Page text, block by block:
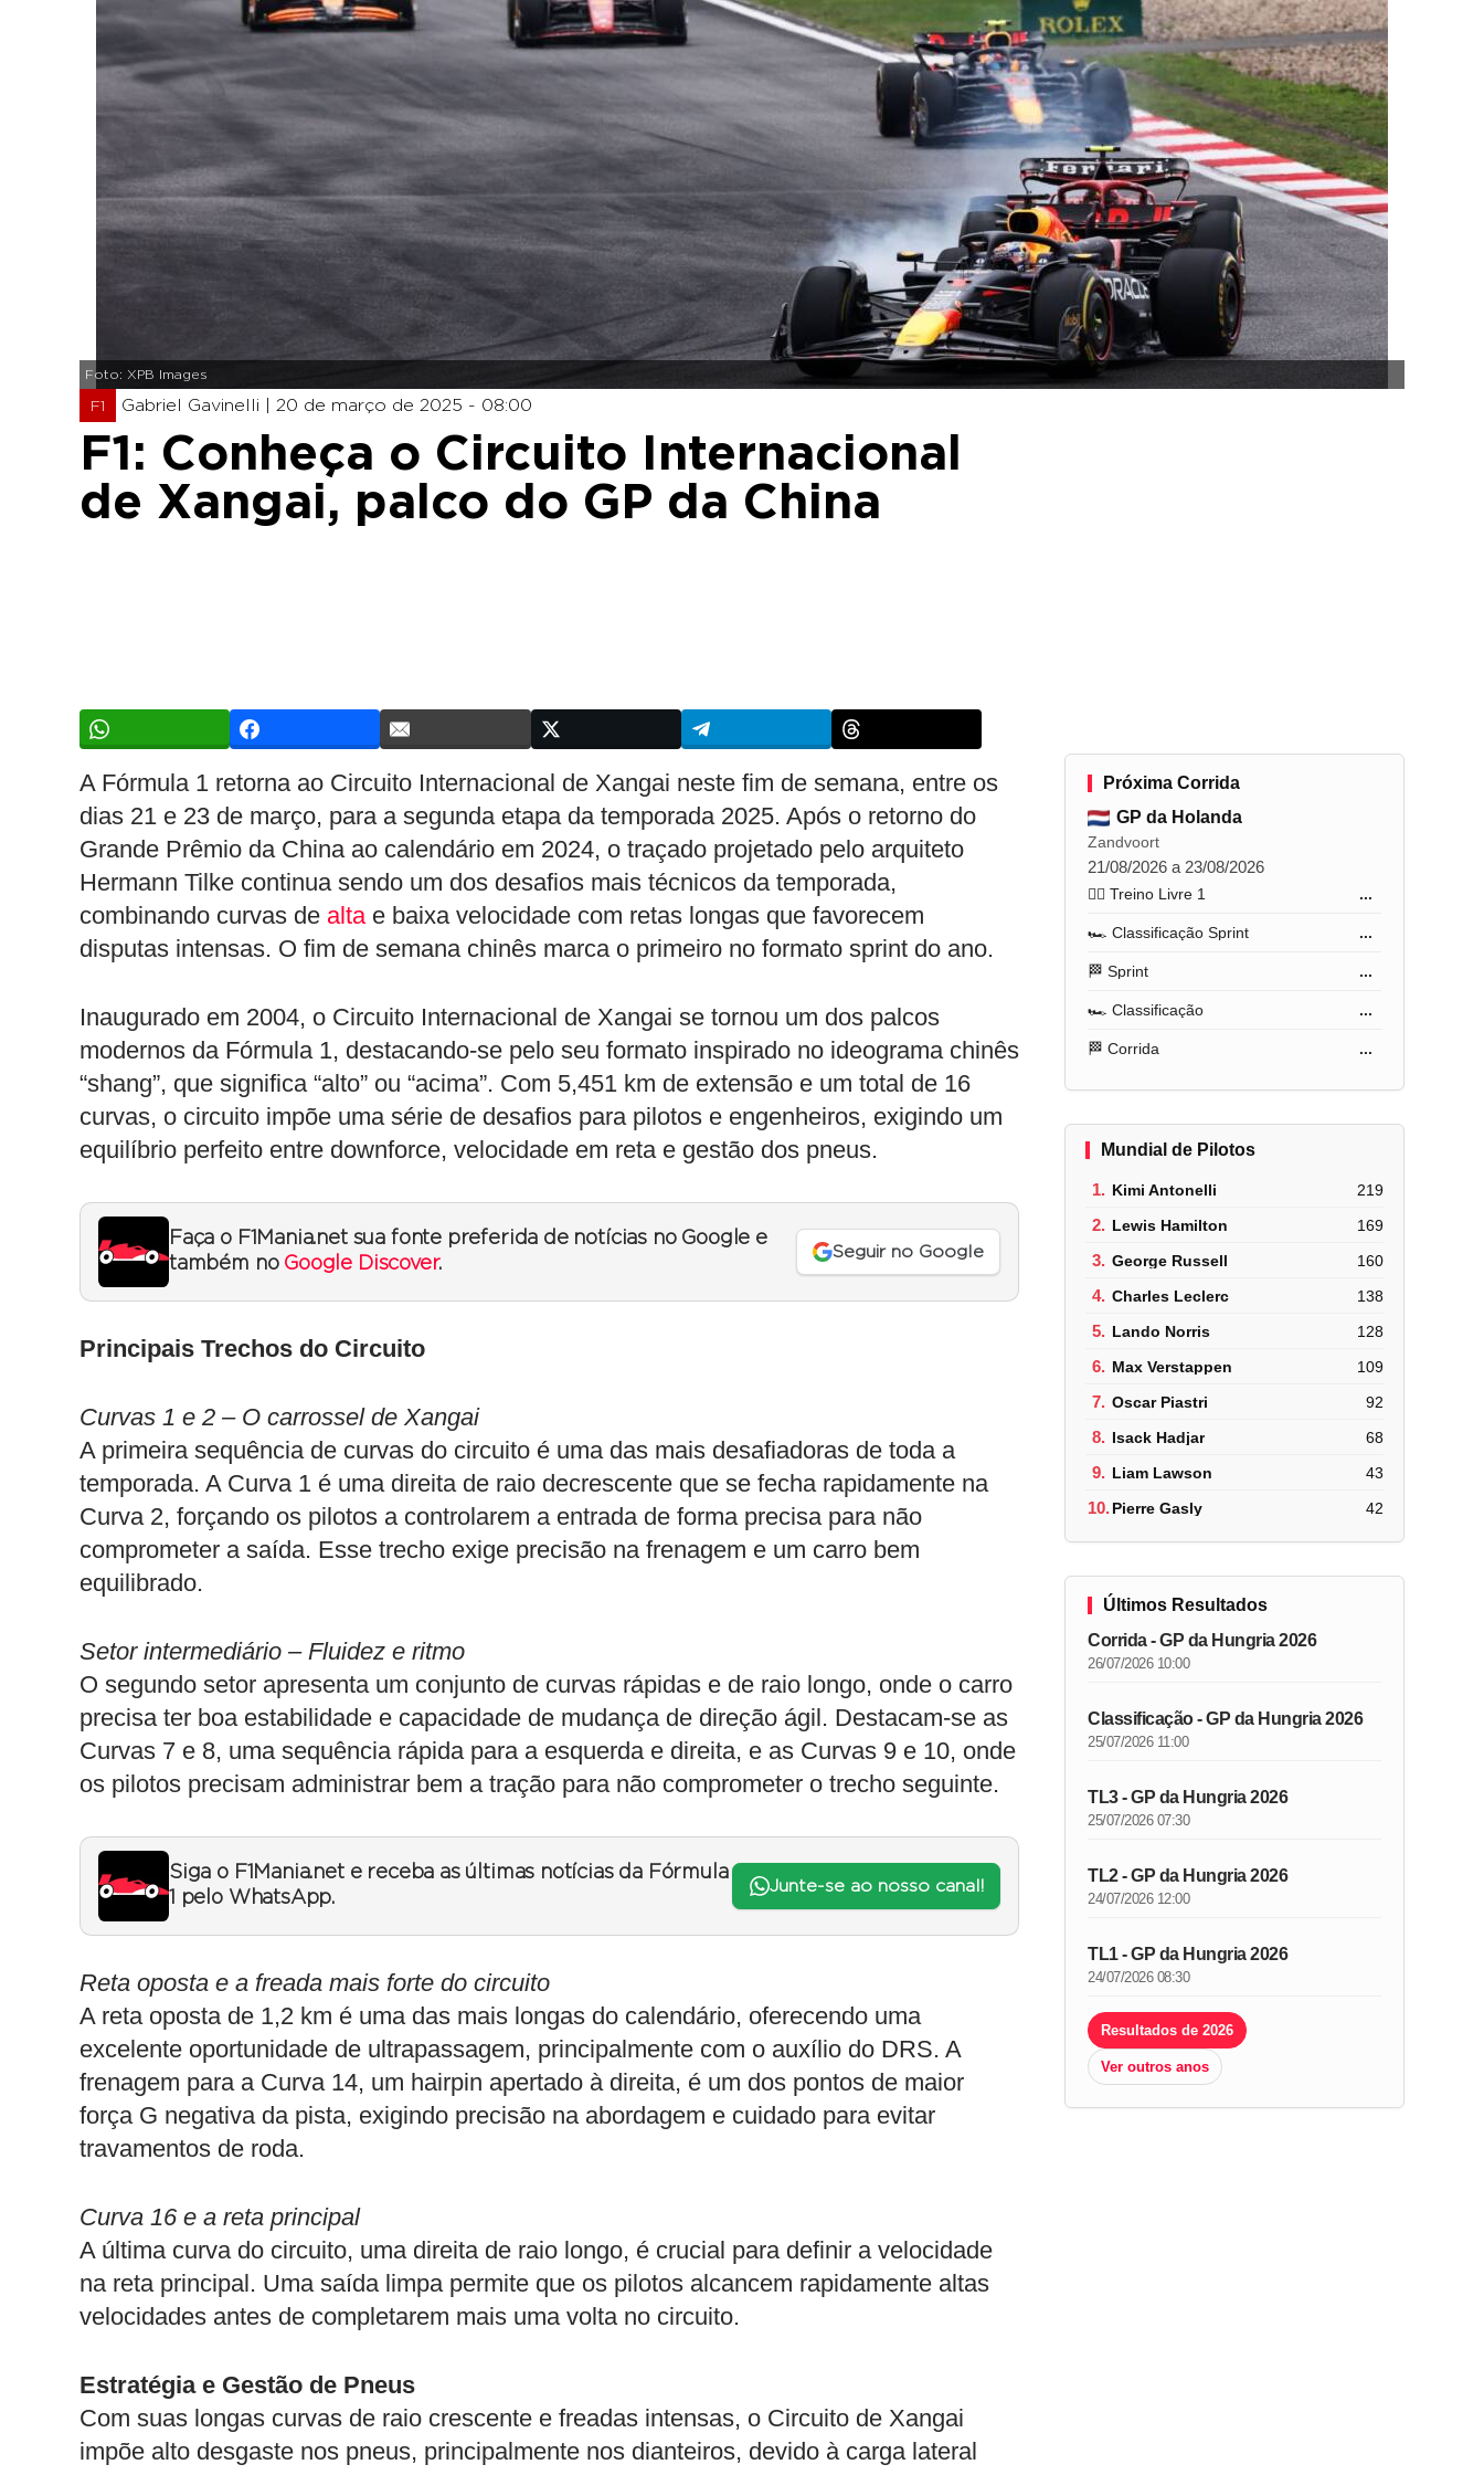
Foto: XPB Images
F1 Gabriel Gavinelli | 20 de março de 2025 - 08:00
F1: Conheça o Circuito Internacional
de Xangai, palco do GP da China
A Fórmula 1 retorna ao Circuito Internacional de Xangai neste fim de semana, entre os
dias 21 e 23 de março, para a segunda etapa da temporada 2025. Após o retorno do
Grande Prêmio da China ao calendário em 2024, o traçado projetado pelo arquiteto
Hermann Tilke continua sendo um dos desafios mais técnicos da temporada,
combinando curvas de altae baixa velocidade com retas longas que favorecem
disputas intensas. O fim de semana chinês marca o primeiro no formato sprint do ano.
Inaugurado em 2004, o Circuito Internacional de Xangai se tornou um dos palcos
modernos da Fórmula 1, destacando-se pelo seu formato inspirado no ideograma chinês
“shang”, que significa “alto” ou “acima”. Com 5,451 km de extensão e um total de 16
curvas, o circuito impõe uma série de desafios para pilotos e engenheiros, exigindo um
equilíbrio perfeito entre downforce, velocidade em reta e gestão dos pneus.
Faça o F1Mania.net sua fonte preferida de notícias no Google e
também no Google Discover.
Seguir no Google
Principais Trechos do Circuito
Curvas 1 e 2 – O carrossel de Xangai
A primeira sequência de curvas do circuito é uma das mais desafiadoras de toda a
temporada. A Curva 1 é uma direita de raio decrescente que se fecha rapidamente na
Curva 2, forçando os pilotos a controlarem a entrada de forma precisa para não
comprometer a saída. Esse trecho exige precisão na frenagem e um carro bem
equilibrado.
Setor intermediário – Fluidez e ritmo
O segundo setor apresenta um conjunto de curvas rápidas e de raio longo, onde o carro
precisa ter boa estabilidade e capacidade de mudança de direção ágil. Destacam-se as
Curvas 7 e 8, uma sequência rápida para a esquerda e direita, e as Curvas 9 e 10, onde
os pilotos precisam administrar bem a tração para não comprometer o trecho seguinte.
Siga o F1Mania.net e receba as últimas notícias da Fórmula
1 pelo WhatsApp.
Junte-se ao nosso canal!
Reta oposta e a freada mais forte do circuito
A reta oposta de 1,2 km é uma das mais longas do calendário, oferecendo uma
excelente oportunidade de ultrapassagem, principalmente com o auxílio do DRS. A
frenagem para a Curva 14, um hairpin apertado à direita, é um dos pontos de maior
força G negativa da pista, exigindo precisão na abordagem e cuidado para evitar
travamentos de roda.
Curva 16 e a reta principal
A última curva do circuito, uma direita de raio longo, é crucial para definir a velocidade
na reta principal. Uma saída limpa permite que os pilotos alcancem rapidamente altas
velocidades antes de completarem mais uma volta no circuito.
Estratégia e Gestão de Pneus
Com suas longas curvas de raio crescente e freadas intensas, o Circuito de Xangai
impõe alto desgaste nos pneus, principalmente nos dianteiros, devido à carga lateral
Próxima Corrida
GP da Holanda
Zandvoort
21/08/2026 a 23/08/2026
🏋️‍♂️ Treino Livre 1 ...
🏎️ Classificação Sprint ...
🏁 Sprint ...
🏎️ Classificação ...
🏁 Corrida ...
Mundial de Pilotos
1. Kimi Antonelli 219
2. Lewis Hamilton 169
3. George Russell 160
4. Charles Leclerc 138
5. Lando Norris 128
6. Max Verstappen 109
7. Oscar Piastri 92
8. Isack Hadjar 68
9. Liam Lawson 43
10.Pierre Gasly 42
Últimos Resultados
Corrida - GP da Hungria 2026
26/07/2026 10:00
Classificação - GP da Hungria 2026
25/07/2026 11:00
TL3 - GP da Hungria 2026
25/07/2026 07:30
TL2 - GP da Hungria 2026
24/07/2026 12:00
TL1 - GP da Hungria 2026
24/07/2026 08:30
Resultados de 2026
Ver outros anos